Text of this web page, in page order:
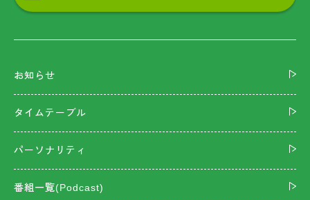
お知らせ
タイムテーブル
パーソナリティ
番組一覧(Podcast)